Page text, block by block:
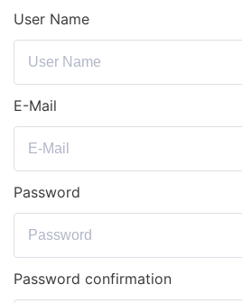
User Name
E-Mail
Password
Password confirmation